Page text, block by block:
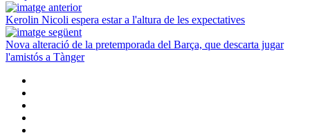
Kerolin Nicoli espera estar a l'altura de les expectatives
Nova alteració de la pretemporada del Barça, que descarta jugar
l'amistós a Tànger